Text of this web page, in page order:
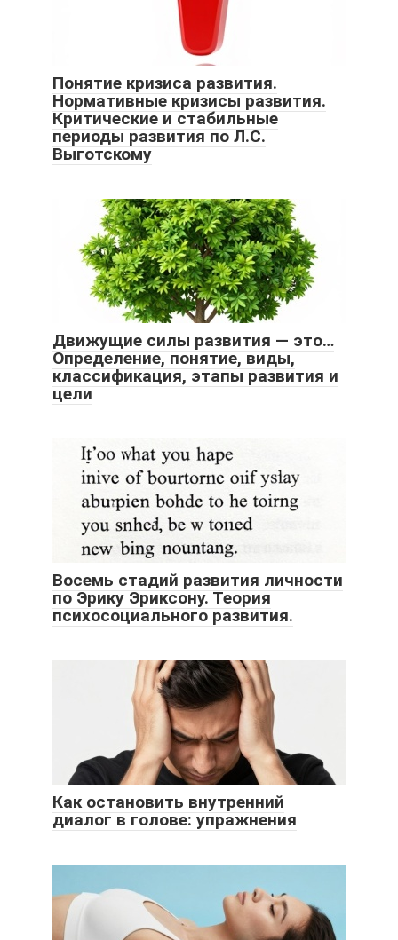
Понятие кризиса развития.
Нормативные кризисы развития.
Критические и стабильные
периоды развития по Л.С.
Выготскому
Движущие силы развития — это…
Определение, понятие, виды,
классификация, этапы развития и
цели
Восемь стадий развития личности
по Эрику Эриксону. Теория
психосоциального развития.
Как остановить внутренний
диалог в голове: упражнения